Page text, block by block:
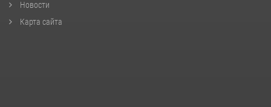
Новости
Карта сайта